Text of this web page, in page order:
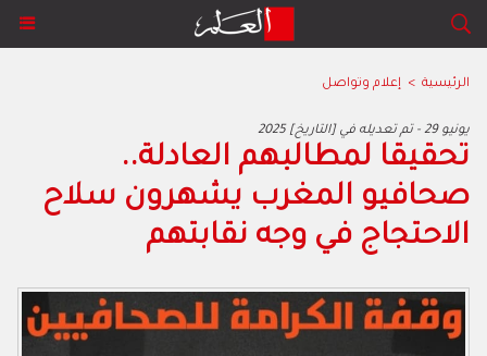
الرئيسية > إعلام وتواصل
2025 يونيو 29 - تم تعديله في [التاريخ]
تحقيقا لمطالبهم العادلة..
صحافيو المغرب يشهرون سلاح
الاحتجاج في وجه نقابتهم